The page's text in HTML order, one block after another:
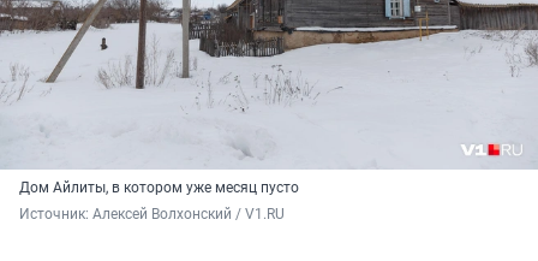
Дом Айлиты, в котором уже месяц пусто
Источник: Алексей Волхонский / V1.RU